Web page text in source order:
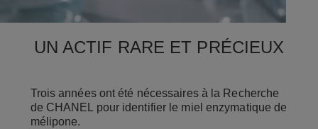
UN ACTIF RARE ET PRÉCIEUX
Trois années ont été nécessaires à la Recherche
de CHANEL pour identifier le miel enzymatique de
mélipone.